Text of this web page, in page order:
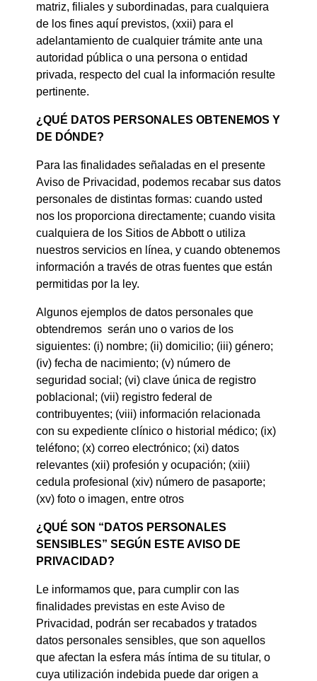
matriz, filiales y subordinadas, para cualquiera
de los fines aquí previstos, (xxii) para el
adelantamiento de cualquier trámite ante una
autoridad pública o una persona o entidad
privada, respecto del cual la información resulte
pertinente.
¿QUÉ DATOS PERSONALES OBTENEMOS Y
DE DÓNDE?
Para las finalidades señaladas en el presente
Aviso de Privacidad, podemos recabar sus datos
personales de distintas formas: cuando usted
nos los proporciona directamente; cuando visita
cualquiera de los Sitios de Abbott o utiliza
nuestros servicios en línea, y cuando obtenemos
información a través de otras fuentes que están
permitidas por la ley.
Algunos ejemplos de datos personales que
obtendremos serán uno o varios de los
siguientes: (i) nombre; (ii) domicilio; (iii) género;
(iv) fecha de nacimiento; (v) número de
seguridad social; (vi) clave única de registro
poblacional; (vii) registro federal de
contribuyentes; (viii) información relacionada
con su expediente clínico o historial médico; (ix)
teléfono; (x) correo electrónico; (xi) datos
relevantes (xii) profesión y ocupación; (xiii)
cedula profesional (xiv) número de pasaporte;
(xv) foto o imagen, entre otros
¿QUÉ SON “DATOS PERSONALES
SENSIBLES” SEGÚN ESTE AVISO DE
PRIVACIDAD?
Le informamos que, para cumplir con las
finalidades previstas en este Aviso de
Privacidad, podrán ser recabados y tratados
datos personales sensibles, que son aquellos
que afectan la esfera más íntima de su titular, o
cuya utilización indebida puede dar origen a